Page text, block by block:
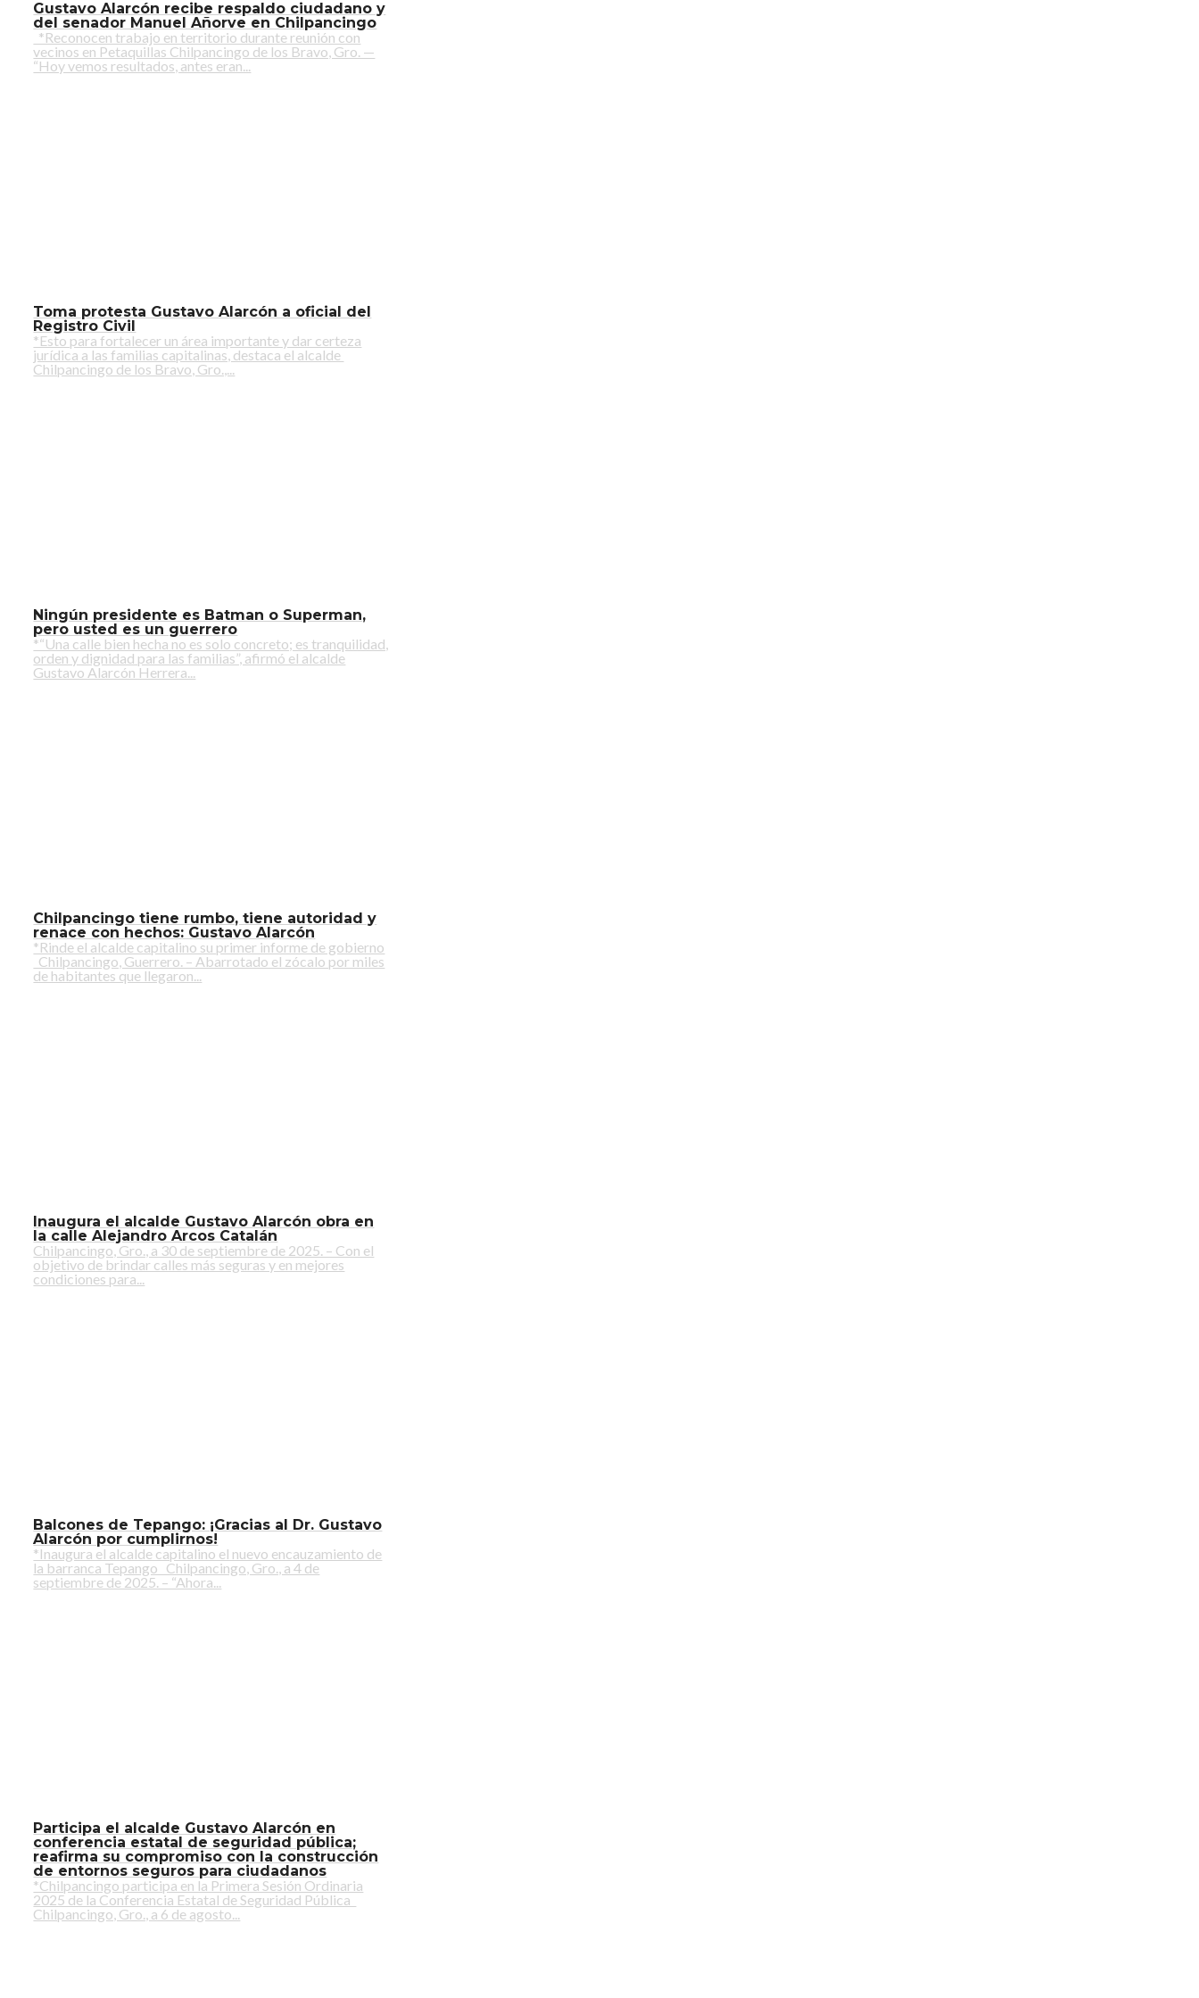
Gustavo Alarcón recibe respaldo ciudadano y
del senador Manuel Añorve en Chilpancingo
*Reconocen trabajo en territorio durante reunión con
vecinos en Petaquillas Chilpancingo de los Bravo, Gro. —
“Hoy vemos resultados, antes eran...
Toma protesta Gustavo Alarcón a oficial del
Registro Civil
*Esto para fortalecer un área importante y dar certeza
jurídica a las familias capitalinas, destaca el alcalde
Chilpancingo de los Bravo, Gro.,...
Ningún presidente es Batman o Superman,
pero usted es un guerrero
*“Una calle bien hecha no es solo concreto; es tranquilidad,
orden y dignidad para las familias”, afirmó el alcalde
Gustavo Alarcón Herrera...
Chilpancingo tiene rumbo, tiene autoridad y
renace con hechos: Gustavo Alarcón
*Rinde el alcalde capitalino su primer informe de gobierno
Chilpancingo, Guerrero. – Abarrotado el zócalo por miles
de habitantes que llegaron...
Inaugura el alcalde Gustavo Alarcón obra en
la calle Alejandro Arcos Catalán
Chilpancingo, Gro., a 30 de septiembre de 2025. – Con el
objetivo de brindar calles más seguras y en mejores
condiciones para...
Balcones de Tepango: ¡Gracias al Dr. Gustavo
Alarcón por cumplirnos!
*Inaugura el alcalde capitalino el nuevo encauzamiento de
la barranca Tepango Chilpancingo, Gro., a 4 de
septiembre de 2025. – “Ahora...
Participa el alcalde Gustavo Alarcón en
conferencia estatal de seguridad pública;
reafirma su compromiso con la construcción
de entornos seguros para ciudadanos
*Chilpancingo participa en la Primera Sesión Ordinaria
2025 de la Conferencia Estatal de Seguridad Pública
Chilpancingo, Gro., a 6 de agosto...